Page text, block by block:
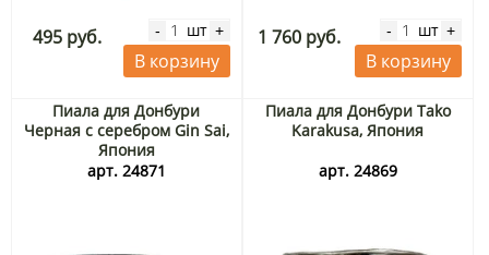
495 руб. - шт +
В корзину
1 760 руб. - шт +
В корзину
Пиала для Донбури
Черная с серебром Gin Sai,
Япония
арт. 24871
Пиала для Донбури Tako
Karakusa, Япония
арт. 24869